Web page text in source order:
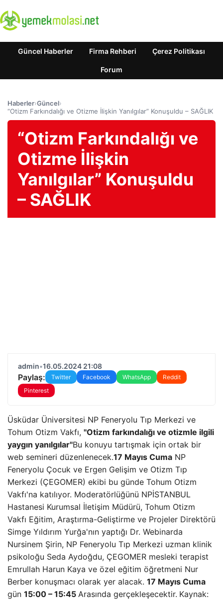
Güncel Haberler Firma Rehberi Çerez Politikası
Forum
Haberler›Güncel›
“Otizm Farkındalığı ve Otizme İlişkin Yanılgılar” Konuşuldu – SAĞLIK
“Otizm Farkındalığı ve
Otizme İlişkin
Yanılgılar” Konuşuldu
– SAĞLIK
admin•16.05.2024 21:08
Paylaş: Twitter Facebook WhatsApp
Reddit
Pinterest
Üsküdar Üniversitesi NP Feneryolu Tıp Merkezi ve
Tohum Otizm Vakfı, ''Otizm farkındalığı ve otizmle ilgili
yaygın yanılgılar''Bu konuyu tartışmak için ortak bir
web semineri düzenlenecek.17 Mayıs Cuma NP
Feneryolu Çocuk ve Ergen Gelişim ve Otizm Tıp
Merkezi (ÇEGOMER) ekibi bu günde Tohum Otizm
Vakfı'na katılıyor. Moderatörlüğünü NPİSTANBUL
Hastanesi Kurumsal İletişim Müdürü, Tohum Otizm
Vakfı Eğitim, Araştırma-Geliştirme ve Projeler Direktörü
Simge Yıldırım Yurğa'nın yaptığı Dr. Webinarda
Nursinem Şirin, NP Feneryolu Tıp Merkezi uzman klinik
psikoloğu Seda Aydoğdu, ÇEGOMER mesleki terapist
Emrullah Harun Kaya ve özel eğitim öğretmeni Nur
Berber konuşmacı olarak yer alacak. 17 Mayıs Cuma
gün 15:00 – 15:45 Arasında gerçekleşecektir. Kaynak: